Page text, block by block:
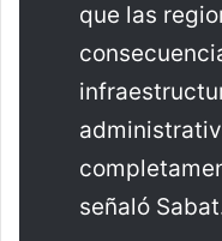
que las
señaló